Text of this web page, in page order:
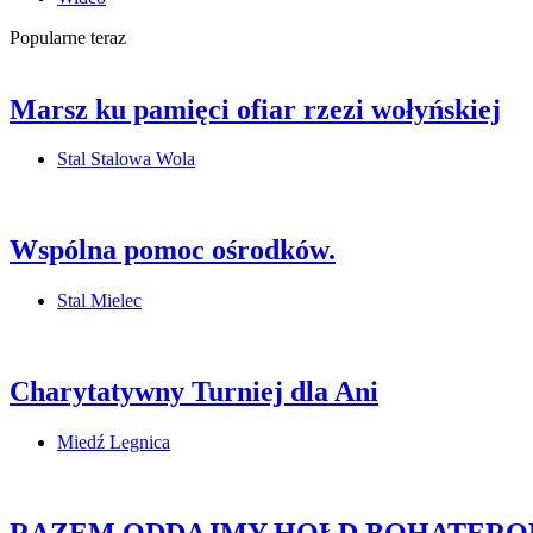
Popularne teraz
Marsz ku pamięci ofiar rzezi wołyńskiej
Stal Stalowa Wola
Wspólna pomoc ośrodków.
Stal Mielec
Charytatywny Turniej dla Ani
Miedź Legnica